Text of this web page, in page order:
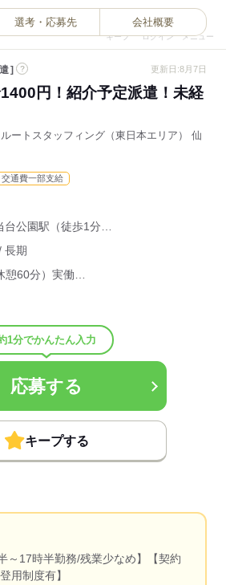
キープ ログイン メニュー
選考・応募先 会社概要
? 更新日:8月7日
1400円！紹介予定派遣！未経
ートスタッフィング（東日本エリア） 仙
交通費一部支給
公園駅（徒歩1分…
長期
憩60分）実働…
1分でかんたん入力
応募する
キープする
～17時半勤務/残業少なめ】【契約
用制度有】